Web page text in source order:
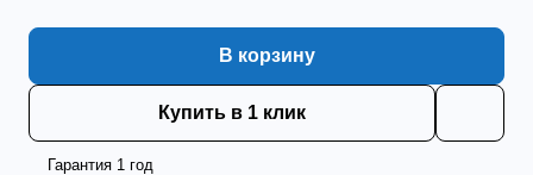
В корзину
Купить в 1 клик
Гарантия 1 год